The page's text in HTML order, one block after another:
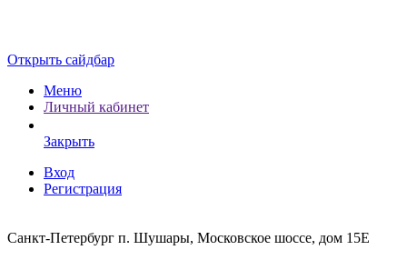
Открыть сайдбар
Меню
Личный кабинет
Закрыть
Вход
Регистрация
Санкт-Петербург п. Шушары, Московское шоссе, дом 15Е